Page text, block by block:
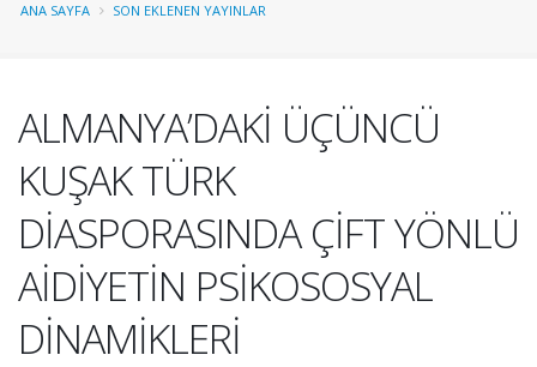
ANA SAYFA SON EKLENEN YAYINLAR
ALMANYA’DAKİ ÜÇÜNCÜ
KUŞAK TÜRK
DİASPORASINDA ÇİFT YÖNLÜ
AİDİYETİN PSİKOSOSYAL
DİNAMİKLERİ